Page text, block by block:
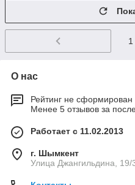
1
О нас
Рейтинг не сформирован
Менее 5 отзывов за
Работает с 11.02.2013
г. Шымкент
Улица Джангильдина, 19/